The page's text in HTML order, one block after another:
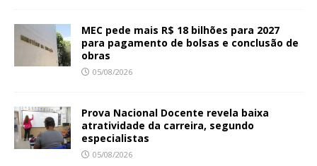
MEC pede mais R$ 18 bilhões para 2027
para pagamento de bolsas e conclusão de
obras
05/08/2026
Prova Nacional Docente revela baixa
atratividade da carreira, segundo
especialistas
05/08/2026